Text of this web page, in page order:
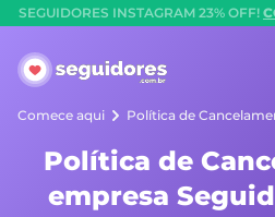
SEGUIDORES INSTAGRAM 23% OFF!
Seguidores.com.br
Comece aqui Política de
Política de
empresa